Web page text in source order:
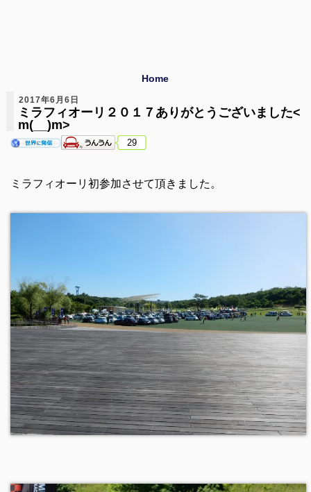
Home
2017年6月6日
ミラフィオーリ２０１７ありがとうございました<
m(__)m>
29
ミラフィオーリ初参加させて頂きました。